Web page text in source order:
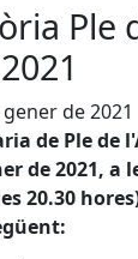
Ple
de 2021
de Ple de
de 2021, a
20.30